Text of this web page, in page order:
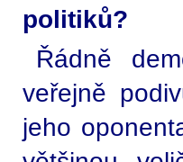
politiků?
Řádně
veřejně
jeho